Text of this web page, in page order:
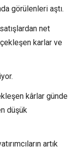
görülenleri aştı.
net
karlar ve
kârlar günde
düşük
artık